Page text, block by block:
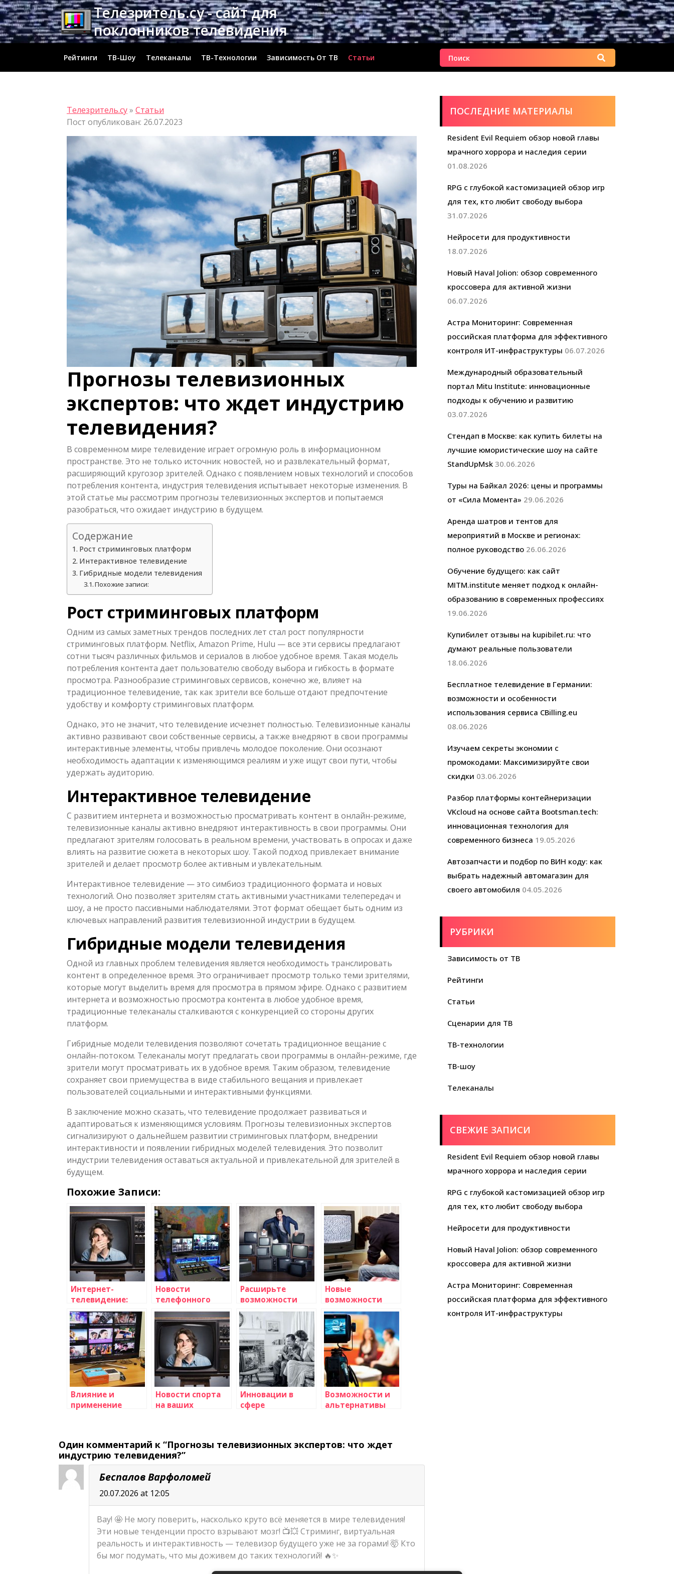
Перейти
к
содержимому
Телезритель.су - сайт для
поклонников телевидения
Рейтинги ТВ-Шоу Телеканалы ТВ-Технологии Зависимость От ТВ Статьи Найти:
Телезритель.су» Статьи
Пост опубликован: 26.07.2023
Прогнозы телевизионных
экспертов: что ждет индустрию
телевидения?
В современном мире телевидение играет огромную роль в информационном
пространстве. Это не только источник новостей, но и развлекательный формат,
расширяющий кругозор зрителей. Однако с появлением новых технологий и способов
потребления контента, индустрия телевидения испытывает некоторые изменения. В
этой статье мы рассмотрим прогнозы телевизионных экспертов и попытаемся
разобраться, что ожидает индустрию в будущем.
Содержание
Рост стриминговых платформ
Интерактивное телевидение
Гибридные модели телевидения
Похожие записи:
Рост стриминговых платформ
Одним из самых заметных трендов последних лет стал рост популярности
стриминговых платформ. Netflix, Amazon Prime, Hulu — все эти сервисы предлагают
сотни тысяч различных фильмов и сериалов в любое удобное время. Такая модель
потребления контента дает пользователю свободу выбора и гибкость в формате
просмотра. Разнообразие стриминговых сервисов, конечно же, влияет на
традиционное телевидение, так как зрители все больше отдают предпочтение
удобству и комфорту стриминговых платформ.
Однако, это не значит, что телевидение исчезнет полностью. Телевизионные каналы
активно развивают свои собственные сервисы, а также внедряют в свои программы
интерактивные элементы, чтобы привлечь молодое поколение. Они осознают
необходимость адаптации к изменяющимся реалиям и уже ищут свои пути, чтобы
удержать аудиторию.
Интерактивное телевидение
С развитием интернета и возможностью просматривать контент в онлайн-режиме,
телевизионные каналы активно внедряют интерактивность в свои программы. Они
предлагают зрителям голосовать в реальном времени, участвовать в опросах и даже
влиять на развитие сюжета в некоторых шоу. Такой подход привлекает внимание
зрителей и делает просмотр более активным и увлекательным.
Интерактивное телевидение — это симбиоз традиционного формата и новых
технологий. Оно позволяет зрителям стать активными участниками телепередач и
шоу, а не просто пассивными наблюдателями. Этот формат обещает быть одним из
ключевых направлений развития телевизионной индустрии в будущем.
Гибридные модели телевидения
Одной из главных проблем телевидения является необходимость транслировать
контент в определенное время. Это ограничивает просмотр только теми зрителями,
которые могут выделить время для просмотра в прямом эфире. Однако с развитием
интернета и возможностью просмотра контента в любое удобное время,
традиционные телеканалы сталкиваются с конкуренцией со стороны других
платформ.
Гибридные модели телевидения позволяют сочетать традиционное вещание с
онлайн-потоком. Телеканалы могут предлагать свои программы в онлайн-режиме, где
зрители могут просматривать их в удобное время. Таким образом, телевидение
сохраняет свои приемущества в виде стабильного вещания и привлекает
пользователей социальными и интерактивными функциями.
В заключение можно сказать, что телевидение продолжает развиваться и
адаптироваться к изменяющимся условиям. Прогнозы телевизионных экспертов
сигнализируют о дальнейшем развитии стриминговых платформ, внедрении
интерактивности и появлении гибридных моделей телевидения. Это позволит
индустрии телевидения оставаться актуальной и привлекательной для зрителей в
будущем.
Похожие Записи:
Интернет-
телевидение:
преимущества
просмотра
телевизионных
программ онлайн
Новости
телефонного
телевидения и
интернет-
трансляций
Расширьте
возможности
телевизионных
каналов по
вашему желанию
Новые
возможности
интерактивного
телевидения
Влияние и
применение
телевидения
Новости спорта
на ваших
Инновации в
сфере
ближайшем
Возможности и
альтернативы
стриминговые
Один комментарий к “Прогнозы телевизионных экспертов: что ждет
индустрию телевидения?”
Беспалов Варфоломей
20.07.2026 at 12:05
Вау! 🤩 Не могу поверить, насколько круто всё меняется в мире телевидения!
Эти новые тенденции просто взрывают мозг! 📺💥 Стриминг, виртуальная
реальность и интерактивность — телевизор будущего уже не за горами! 🤯 Кто
бы мог подумать, что мы доживем до таких технологий! 🔥✨
ПОСЛЕДНИЕ МАТЕРИАЛЫ
Resident Evil Requiem обзор новой главы
мрачного хоррора и наследия серии
01.08.2026
RPG с глубокой кастомизацией обзор игр
для тех, кто любит свободу выбора
31.07.2026
Нейросети для продуктивности
18.07.2026
Новый Haval Jolion: обзор современного
кроссовера для активной жизни
06.07.2026
Астра Мониторинг: Современная
российская платформа для эффективного
контроля ИТ-инфраструктуры 06.07.2026
Международный образовательный
портал Mitu Institute: инновационные
подходы к обучению и развитию
03.07.2026
Стендап в Москве: как купить билеты на
лучшие юмористические шоу на сайте
StandUpMsk 30.06.2026
Туры на Байкал 2026: цены и программы
от «Сила Момента» 29.06.2026
Аренда шатров и тентов для
мероприятий в Москве и регионах:
полное руководство 26.06.2026
Обучение будущего: как сайт
MITM.institute меняет подход к онлайн-
образованию в современных профессиях
19.06.2026
Купибилет отзывы на kupibilet.ru: что
думают реальные пользователи
18.06.2026
Бесплатное телевидение в Германии:
возможности и особенности
использования сервиса CBilling.eu
08.06.2026
Изучаем секреты экономии с
промокодами: Максимизируйте свои
скидки 03.06.2026
Разбор платформы контейнеризации
VKcloud на основе сайта Bootsman.tech:
инновационная технология для
современного бизнеса 19.05.2026
Автозапчасти и подбор по ВИН коду: как
выбрать надежный автомагазин для
своего автомобиля 04.05.2026
РУБРИКИ
Зависимость от ТВ
Рейтинги
Статьи
Сценарии для ТВ
ТВ-технологии
ТВ-шоу
Телеканалы
СВЕЖИЕ ЗАПИСИ
Resident Evil Requiem обзор новой главы
мрачного хоррора и наследия серии
RPG с глубокой кастомизацией обзор игр
для тех, кто любит свободу выбора
Нейросети для продуктивности
Новый Haval Jolion: обзор современного
кроссовера для активной жизни
Астра Мониторинг: Современная
российская платформа для эффективного
контроля ИТ-инфраструктуры